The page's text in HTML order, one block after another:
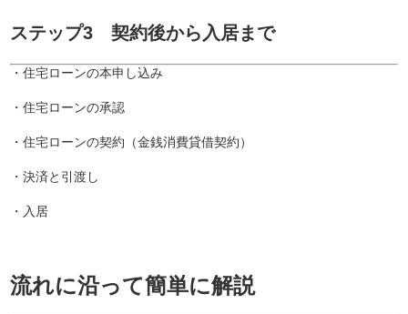
ステップ3 契約後から入居まで
・住宅ローンの本申し込み
・住宅ローンの承認
・住宅ローンの契約（金銭消費貸借契約）
・決済と引渡し
・入居
流れに沿って簡単に解説